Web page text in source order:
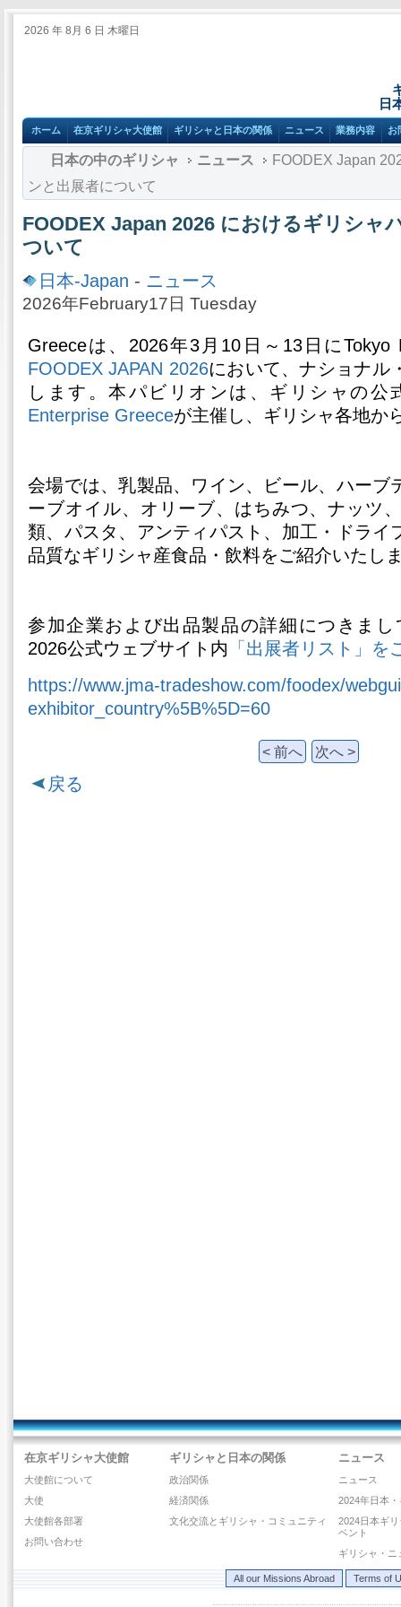
2026 年 8月 6 日 木曜日
日
ホーム 在京ギリシャ大使館 ギリシャと日本の関係 ニュース 業務内容 お
日本の中のギリシャ ニュース
FOODEX Japan
ンと出展者について
FOODEX Japan 2026 におけるギリシャ
ついて
日本-Japan - ニュース
2026年February17日 Tuesday
Greeceは、2026年3月10日～13日にTokyo
FOODEX JAPAN 2026において、ナショナル
します。本パビリオンは、ギリシャの公
Enterprise Greeceが主催し、ギリシャ各地か
会場では、乳製品、ワイン、ビール、ハーブ
ーブオイル、オリーブ、はちみつ、ナッツ
類、パスタ、アンティパスト、加工・ドライ
品質なギリシャ産食品・飲料をご紹介いたし
参加企業および出品製品の詳細につきまし
2026公式ウェブサイト内 「出展者リスト」を
https://www.jma-tradeshow.com/foodex/
exhibitor_country%5B%5D=60
< 前へ 次へ >
戻る
在京ギリシャ大使館
大使館について
大使
大使館各部署
お問い合わせ
ギリシャと日本の関係
政治関係
経済関係
文化交流とギリシャ・コミュニティ
ニュース
ニュース
2024年日本
2024日本ギ
ベント
ギリシャ・ニ
All our Missions Abroad Terms of